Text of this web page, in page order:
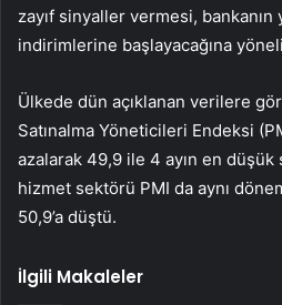
zayıf sinyaller vermesi, bankanın
indirimlerine başlayacağına
Ülkede dün açıklanan verilere
Satınalma Yöneticileri Endeksi
azalarak 49,9 ile 4 ayın en
hizmet sektörü PMI da aynı
50,9’a düştü.
İlgili Makaleler